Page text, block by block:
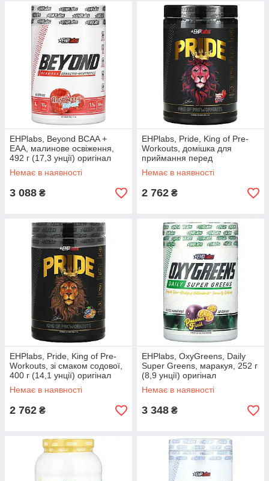
EHPlabs, Beyond BCAA +
EAA, малинове освіження,
492 г (17,3 унції) оригінал
Немає в наявності
3 088 ₴
EHPlabs, Pride, King of Pre-
Workouts, домішка для
приймання перед
тренуванням, малина, 394 г
(13,9 унції)
Немає в наявності
2 762 ₴
EHPlabs, Pride, King of Pre-
Workouts, зі смаком содової,
400 г (14,1 унції) оригінал
Немає в наявності
2 762 ₴
EHPlabs, OxyGreens, Daily
Super Greens, маракуя, 252 г
(8,9 унції) оригінал
Немає в наявності
3 348 ₴